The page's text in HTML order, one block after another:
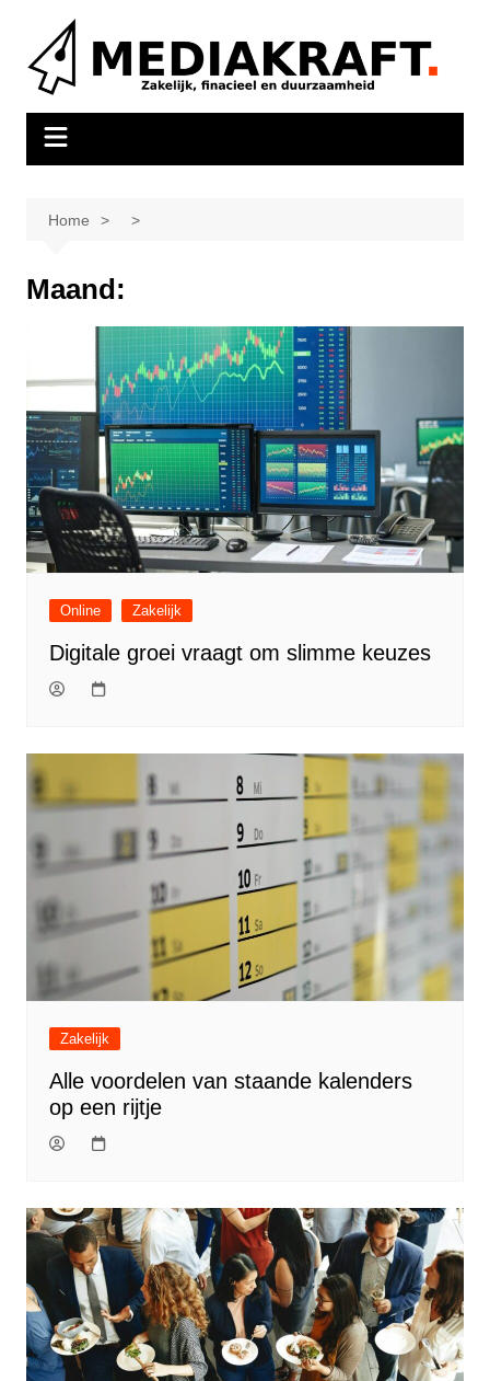
inhoud
Home
Maand:
Online Zakelijk
Digitale groei vraagt om slimme keuzes
Zakelijk
Alle voordelen van staande kalenders
op een rijtje